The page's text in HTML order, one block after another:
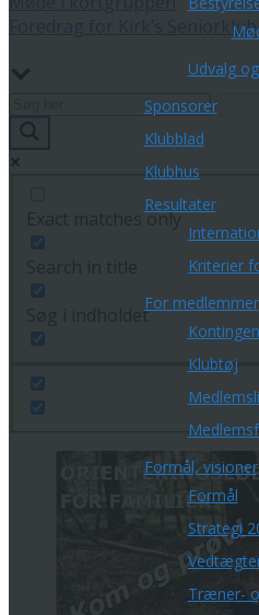
Udvalg
Sponsorer
Klubblad
Klubhus
Resultater
Kriterier
For medlemmer
Klubtøj
Formål,
Formål
Strategi
Træner-
Foredrag for Kirk’s Seniorklub
Exact matches only
Søg i indholdet